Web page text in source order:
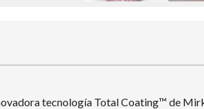
tecnología Total Coating™ de